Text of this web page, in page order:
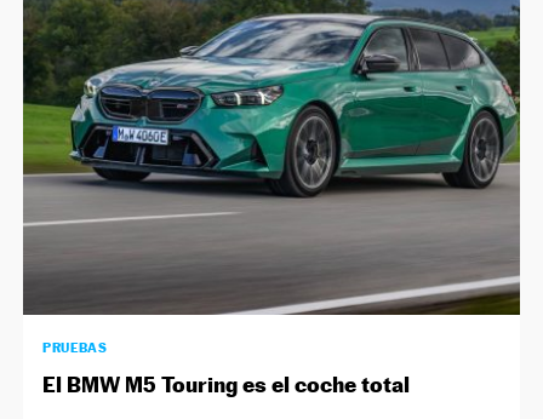
PRUEBAS
El BMW M5 Touring es el coche total